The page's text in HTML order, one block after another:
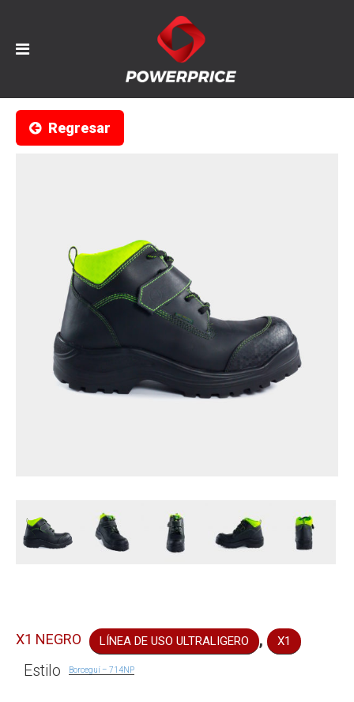
Regresar
X1 NEGRO LÍNEA DE USO ULTRALIGERO , X1
Estilo Borceguí – 714NP